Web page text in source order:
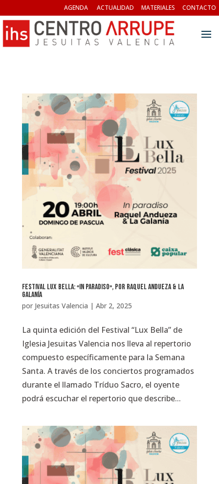
AGENDA ACTUALIDAD MATERIALES CONTACTO
Festival Lux Bella: «In Paradiso», por Raquel Andueza & La
Galanía
por Jesuitas Valencia | Abr 2, 2025
La quinta edición del Festival “Lux Bella” de
Iglesia Jesuitas Valencia nos lleva al repertorio
compuesto específicamente para la Semana
Santa. A través de los conciertos programados
durante el llamado Tríduo Sacro, el oyente
podrá escuchar el repertorio que describe...